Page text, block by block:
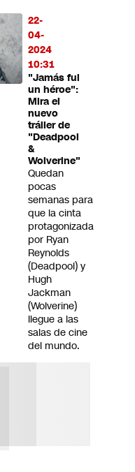
22-
04-
2024
10:31
"Jamás fui
un héroe":
Mira el
nuevo
tráiler de
"Deadpool
&
Wolverine"
Quedan
pocas
semanas para
que la cinta
protagonizada
por Ryan
Reynolds
(Deadpool) y
Hugh
Jackman
(Wolverine)
llegue a las
salas de cine
del mundo.